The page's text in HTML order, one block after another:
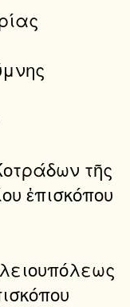
τῆς
ἐπισκόπου